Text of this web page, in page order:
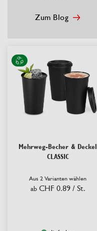
Zum Blog
Mehrweg-Becher & Deckel
CLASSIC
Aus 2 Varianten wählen
ab CHF 0.89 / St.